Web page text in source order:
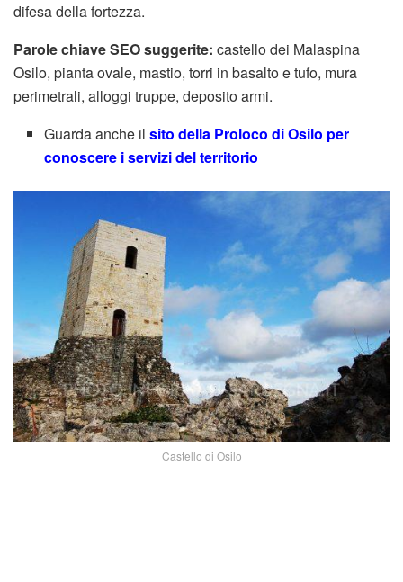
difesa della fortezza.
Parole chiave SEO suggerite: castello dei Malaspina
Osilo, pianta ovale, mastio, torri in basalto e tufo, mura
perimetrali, alloggi truppe, deposito armi.
Guarda anche ilsito della Proloco di Osilo per
conoscere i servizi del territorio
Castello di Osilo